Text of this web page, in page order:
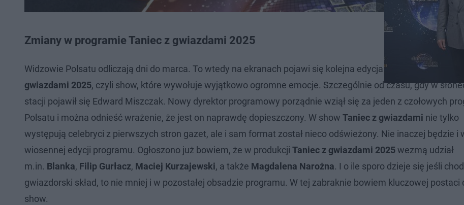
Zmiany w programie Taniec z gwiazdami 2025
Widzowie Polsatu odliczają dni do marca. To wtedy na ekranach pojawi się kolejna edycja programuTaniec z
gwiazdami 2025, czyli show, które wywołuje wyjątkowo ogromne emocje. Szczególnie od czasu, gdy w
stacji pojawił się Edward Miszczak. Nowy dyrektor programowy porządnie wziął się za jeden z czołowych
Polsatu i można odnieść wrażenie, że jest on naprawdę dopieszczony. W show Taniec z gwiazdami nie tylko
występują celebryci z pierwszych stron gazet, ale i sam format został nieco odświeżony. Nie inaczej będzie i
wiosennej edycji programu. Ogłoszono już bowiem, że w produkcji Taniec z gwiazdami 2025wezmą udział
m.in. Blanka, Filip Gurłacz, Maciej Kurzajewski, a także Magdalena Narożna. I o ile sporo dzieje się jeśli
gwiazdorski skład, to nie mniej i w pozostałej obsadzie programu. W tej zabraknie bowiem kluczowej postaci
show.